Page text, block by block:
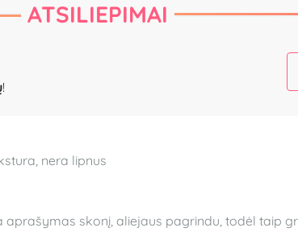
ATSILIEPIMAI
!
nera lipnus
aprašymas skonį, aliejaus pagrindu, todėl taip